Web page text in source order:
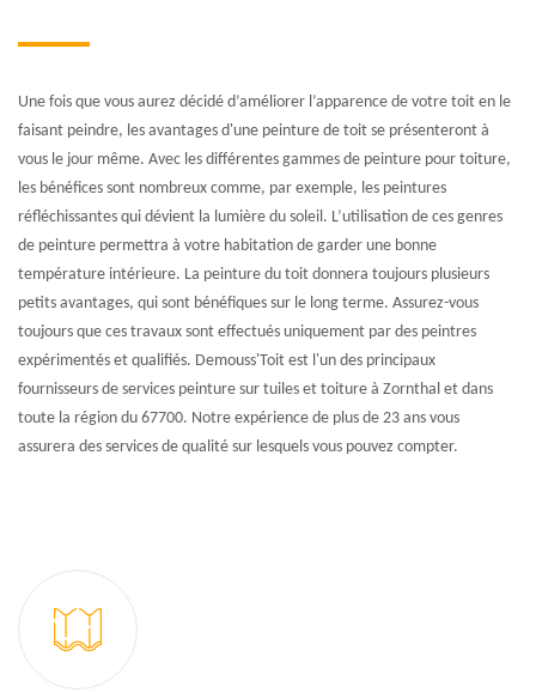
Une fois que vous aurez décidé d’améliorer l’apparence de votre toit en le
faisant peindre, les avantages d'une peinture de toit se présenteront à
vous le jour même. Avec les différentes gammes de peinture pour toiture,
les bénéfices sont nombreux comme, par exemple, les peintures
réfléchissantes qui dévient la lumière du soleil. L’utilisation de ces genres
de peinture permettra à votre habitation de garder une bonne
température intérieure. La peinture du toit donnera toujours plusieurs
petits avantages, qui sont bénéfiques sur le long terme. Assurez-vous
toujours que ces travaux sont effectués uniquement par des peintres
expérimentés et qualifiés. Demouss'Toit est l'un des principaux
fournisseurs de services peinture sur tuiles et toiture à Zornthal et dans
toute la région du 67700. Notre expérience de plus de 23 ans vous
assurera des services de qualité sur lesquels vous pouvez compter.